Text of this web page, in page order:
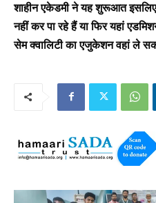
शाहीन एकेडमी ने यह शुरूआत
नहीं कर पा रहे हैं या फिर यहां
सेम क्वालिटी का एजुकेशन वहां ले